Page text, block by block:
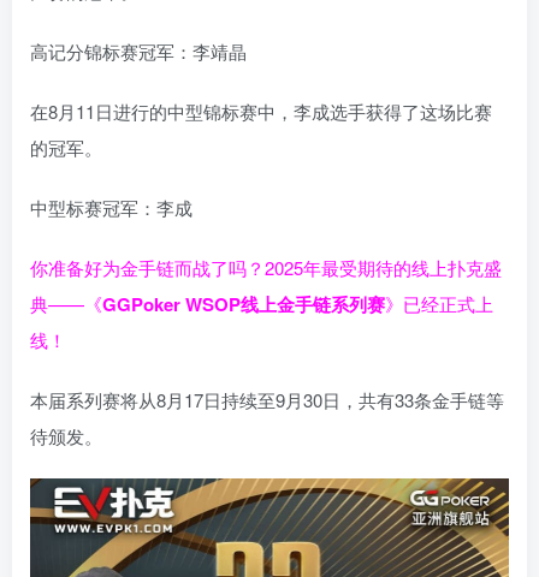
高记分锦标赛冠军：李靖晶
在8月11日进行的中型锦标赛中，李成选手获得了这场比赛
的冠军。
中型标赛冠军：李成
你准备好为金手链而战了吗？2025年最受期待的线上扑克盛
典—— 《GGPoker WSOP线上金手链系列赛》 已经正式上
线！
本届系列赛将从8月17日持续至9月30日，共有33条金手链等
待颁发。